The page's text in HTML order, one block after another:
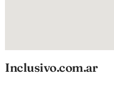
Inclusivo.com.ar